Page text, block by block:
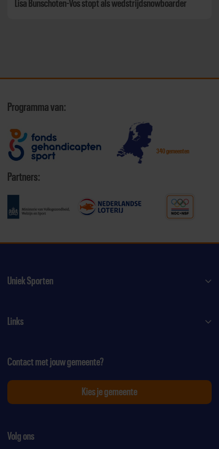
Lisa Bunschoten-Vos stopt als wedstrijdsnowboarder
Programma van:
340 gemeenten
Partners:
Uniek Sporten
Links
Volg ons
Contact met jouw gemeente?
Kies je gemeente